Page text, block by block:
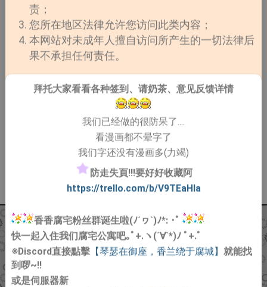
责；
您所在地区法律允许您访问此类内容；
本网站对未成年人擅自访问所产生的一切法律后
果不承担任何责任。
拜托大家看看各种签到、请奶茶、意见反馈详情
我们已经做的很防呆了....
看漫画都不晕字了
我们字还没有漫画多(力竭)
防走失頁!!!要好好收藏阿
https://trello.com/b/V9TEaHIa
香香腐宅粉丝群诞生啦(ﾉ´ヮ`)ﾉ*: ･ﾟ
快一起入住我们腐宅公寓吧｡ﾟ+.ヽ(´∀`*)ﾉ ﾟ+.ﾟ
※Discord直接點擊【琴瑟在御座，香兰绕于腐城】 就能找
到啰~!!
或是伺服器新